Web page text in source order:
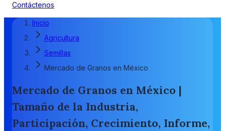
Contáctenos
Inicio
Agricultura
Semillas
Mercado de Granos en México
Mercado de Granos en México |
Tamaño de la Industria,
Participación, Crecimiento, Informe,